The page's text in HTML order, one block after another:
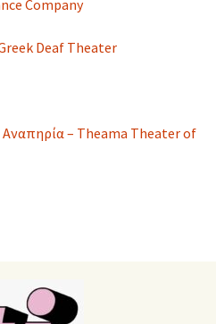
Company
Deaf Theater
– Theama Theater of